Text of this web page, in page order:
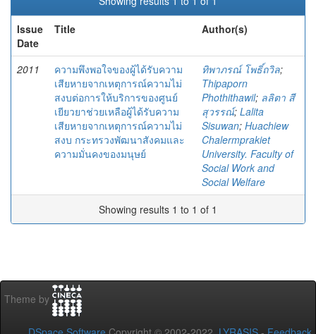
Issue
Date
Title Author(s)
2011
ความพึงพอใจของผู้ได้รับความ
เสียหายจากเหตุการณ์ความไม่
สงบต่อการให้บริการของศูนย์
เยียวยาช่วยเหลือผู้ได้รับความ
เสียหายจากเหตุการณ์ความไม่
สงบ กระทรวงพัฒนาสังคมและ
ความมั่นคงของมนุษย์
ทิพาภรณ์ โพธิ์ถวิล;
Thipaporn
Phothithawil; ลลิตา สี
สุวรรณ์; Lalita
Sisuwan; Huachiew
Chalermprakiet
University. Faculty of
Social Work and
Social Welfare
Showing results 1 to 1 of 1
Theme by